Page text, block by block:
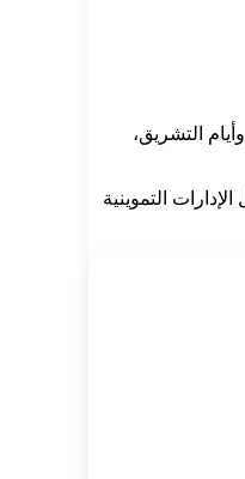
التشريق،
استمرار متابعة أعمال الإدارات التموينية